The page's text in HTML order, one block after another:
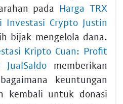
pada Harga TRX
Investasi Crypto Justin
bijak mengelola dana.
Kripto Cuan: Profit
memberikan
keuntungan
kembali untuk donasi